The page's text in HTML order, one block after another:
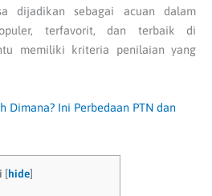
dijadikan sebagai acuan dalam
terfavorit, dan terbaik di
memiliki kriteria penilaian yang
Dimana? Ini Perbedaan PTN dan
[hide]